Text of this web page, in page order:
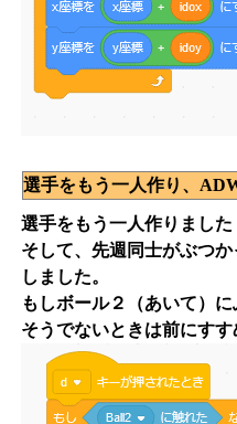
選手をもう一人作り、
選手をもう一人作りました
そして、先週同士がぶつ
しました。
もしボール２（あいて）に
そうでないときは前にすす